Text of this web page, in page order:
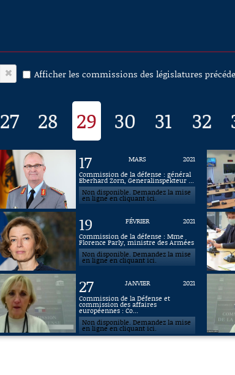
Afficher les commissions des législatures
27 28 29 30 31 32
17 MARS
2021
Commission de la défense : général
Eberhard Zorn, Generalinspekteur ...
Non disponible. Demandez la mise
en ligne en cliquant ici.
19 FÉVRIER
2021
Commission de la défense : Mme
Florence Parly, ministre des Armées
Non disponible. Demandez la mise
en ligne en cliquant ici.
27 JANVIER
2021
Commission de la Défense et
commission des affaires
européennes : Co...
Non disponible. Demandez la mise
en ligne en cliquant ici.